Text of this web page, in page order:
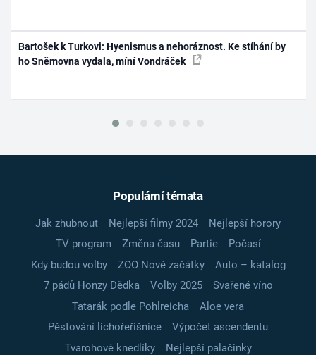
Bartošek k Turkovi: Hyenismus a nehoráznost. Ke stíhání by
ho Sněmovna vydala, míní Vondráček
Populární témata
Jak zhubnout Nejlepší filmy 2024
Nejlepší horory
TV program
Změna času Partie
Počasí
Kdy budou volby
ZOO Nové začátky
Auto – katalog
7 pádů Honzy Dědka
Volby 2025
Svařené víno
Tatarák podle Pohlreicha
Aloe vera
Pěstování lichořeřišnice
Výpočet ascendentu
Tvarohové knedlíky
Nejlepší palačinky